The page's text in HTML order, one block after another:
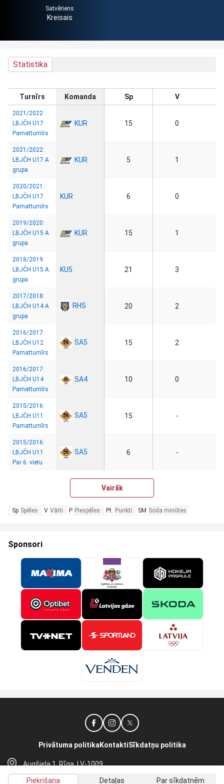
Satvēriens
Kreisais
Statistika
Turnīrs Komanda Sp V
2021/2022:
LBJČH U17
Pamatturnīrs
KUR 15 0
2021/2022:
LBJČH U17 A
grupa
KUR 5 1
2020/2021:
LBJČH U17
Pamatturnīrs
KUR 6 0
2019/2020:
LBJČH U15 A
grupa
KUR 15 1
2018/2019:
LBJČH U15 A
grupa
KU5 21 3
2017/2018:
LBJČH U14 A
grupa
RHS 20 2
2016/2017:
LBJČH U12
Pamatturnīrs
SA5 15 2
2016/2017:
LBJČH U14
Pamatturnīrs
SA4 10 0
2015/2016:
LBJČH U11
Pamatturnīrs
SA5 15 -
2015/2016:
LBJČH U11
Par 6. vietu
SA5 6 -
Vairāk
Sp Spēles V Vārti P Piespēles Pt. Punkti SM Soda minūtes
Sponsori
Augšiela 1, Rīga, LV-1009
lhf@lhf.lv
Privātuma politika KontaktiSīkdatņu politika
Piekrišana Detaļas Par sīkdatnēm